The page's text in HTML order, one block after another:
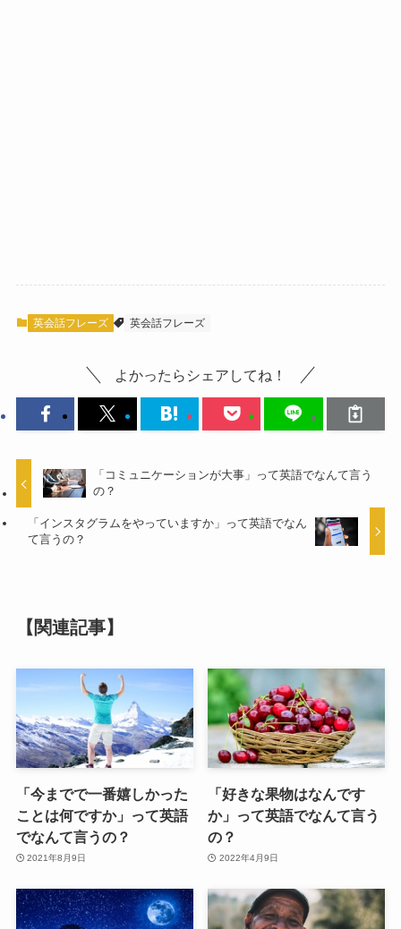
英会話フレーズ 英会話フレーズ
よかったらシェアしてね！
「コミュニケーションが大事」って英語でなんて言う
の？
「インスタグラムをやっていますか」って英語でなん
て言うの？
【関連記事】
「今までで一番嬉しかった
ことは何ですか」って英語
でなんて言うの？
2021年8月9日
「好きな果物はなんです
か」って英語でなんて言う
の？
2022年4月9日